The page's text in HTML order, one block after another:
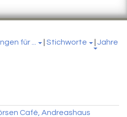
für ... Stichworte Jahre
Café, Andreashaus